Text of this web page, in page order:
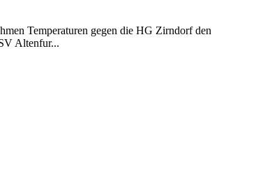
Temperaturen gegen die HG Zirndorf den
Altenfur...